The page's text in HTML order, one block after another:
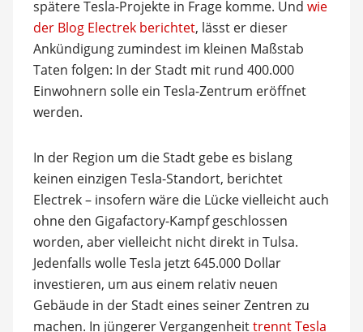
spätere Tesla-Projekte in Frage komme. Und wie
der Blog Electrek berichtet, lässt er dieser
Ankündigung zumindest im kleinen Maßstab
Taten folgen: In der Stadt mit rund 400.000
Einwohnern solle ein Tesla-Zentrum eröffnet
werden.
In der Region um die Stadt gebe es bislang
keinen einzigen Tesla-Standort, berichtet
Electrek – insofern wäre die Lücke vielleicht auch
ohne den Gigafactory-Kampf geschlossen
worden, aber vielleicht nicht direkt in Tulsa.
Jedenfalls wolle Tesla jetzt 645.000 Dollar
investieren, um aus einem relativ neuen
Gebäude in der Stadt eines seiner Zentren zu
machen. In jüngerer Vergangenheittrennt Tesla